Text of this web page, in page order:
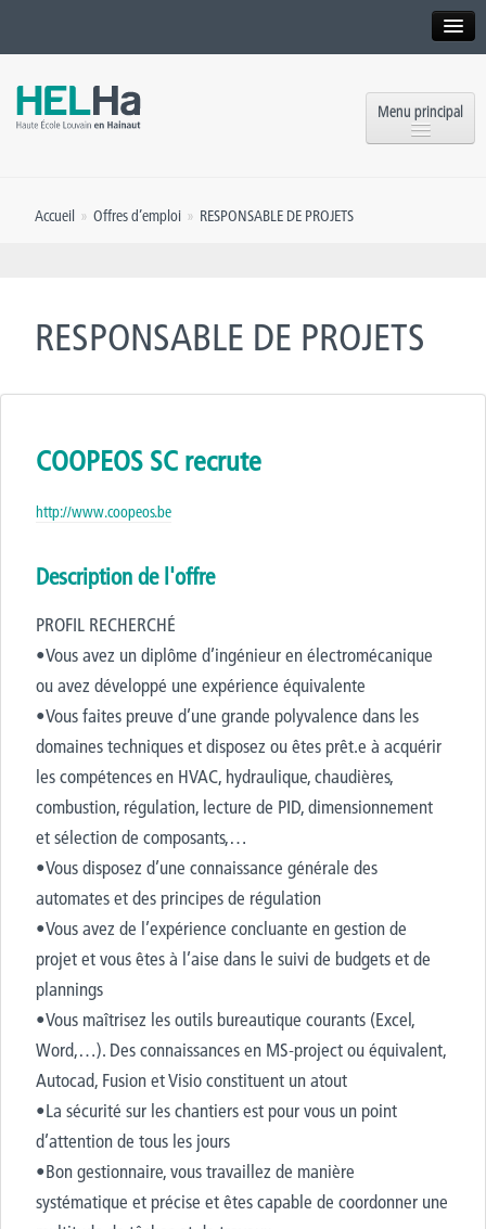
Formation continue et Recherche
Presse
Menu principal
OEH
Rencontrez-nous
Inscriptions
Accueil » Offres d’emploi » RESPONSABLE DE PROJETS
RESPONSABLE DE PROJETS
COOPEOS SC recrute
http://www.coopeos.be
Description de l'offre
PROFIL RECHERCHÉ
•Vous avez un diplôme d’ingénieur en électromécanique
ou avez développé une expérience équivalente
•Vous faites preuve d’une grande polyvalence dans les
domaines techniques et disposez ou êtes prêt.e à acquérir
les compétences en HVAC, hydraulique, chaudières,
combustion, régulation, lecture de PID, dimensionnement
et sélection de composants,…
•Vous disposez d’une connaissance générale des
automates et des principes de régulation
•Vous avez de l’expérience concluante en gestion de
projet et vous êtes à l’aise dans le suivi de budgets et de
plannings
•Vous maîtrisez les outils bureautique courants (Excel,
Word,…). Des connaissances en MS-project ou équivalent,
Autocad, Fusion et Visio constituent un atout
•La sécurité sur les chantiers est pour vous un point
d’attention de tous les jours
•Bon gestionnaire, vous travaillez de manière
systématique et précise et êtes capable de coordonner une